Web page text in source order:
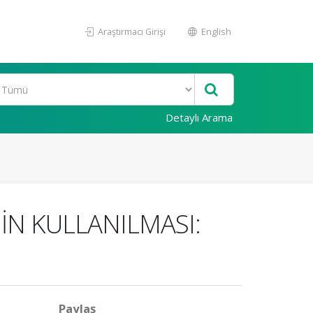
Araştırmacı Girişi English
Detaylı Arama
KULLANILMASI:
Paylaş